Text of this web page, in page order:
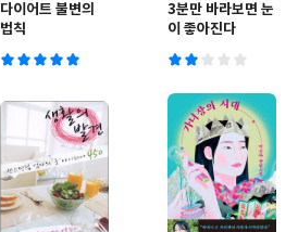
다이어트 불변의
법칙
3분만 바라보면 눈
이 좋아진다